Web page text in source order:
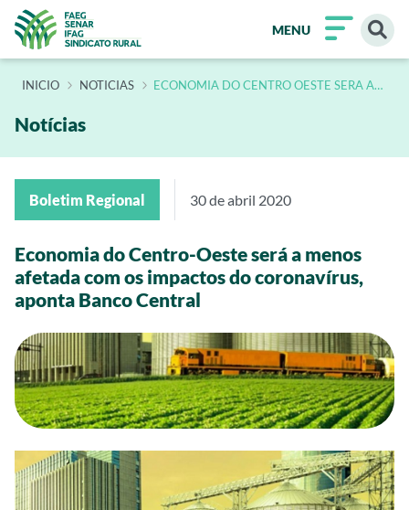
MENU
INÍCIO NOTICIAS ECONOMIA DO CENTRO OESTE SERA A
Notícias
Boletim Regional 30 de abril 2020
Economia do Centro-Oeste será a menos
afetada com os impactos do coronavírus,
aponta Banco Central